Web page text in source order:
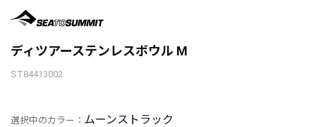
ディツアーステンレスボウル M
ST84413002
選択中のカラー： ムーンストラック